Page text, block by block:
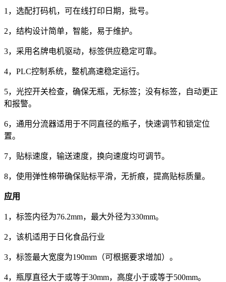
1，选配打码机，可在线打印日期，批号。
2，结构设计简单，智能，易于维护。
3，采用名牌电机驱动，标签供应稳定可靠。
4，PLC控制系统，整机高速稳定运行。
5，光控开关检查，确保无瓶，无标签；没有标签，自动更正
和报警。
6，通用分流器适用于不同直径的瓶子，快速调节和锁定位
置。
7，贴标速度，输送速度，换向速度均可调节。
8，使用弹性棉带确保贴标平滑，无折痕，提高贴标质量。
应用
1，标签内径为76.2mm，最大外径为330mm。
2，该机适用于日化食品行业
3，标签最大宽度为190mm（可根据要求增加）。
4，瓶厚直径大于或等于30mm，高度小于或等于500mm。